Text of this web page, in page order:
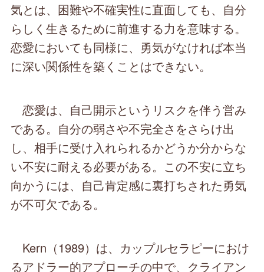
気とは、困難や不確実性に直面しても、自分
らしく生きるために前進する力を意味する。
恋愛においても同様に、勇気がなければ本当
に深い関係性を築くことはできない。
恋愛は、自己開示というリスクを伴う営み
である。自分の弱さや不完全さをさらけ出
し、相手に受け入れられるかどうか分からな
い不安に耐える必要がある。この不安に立ち
向かうには、自己肯定感に裏打ちされた勇気
が不可欠である。
Kern（1989）は、カップルセラピーにおけ
るアドラー的アプローチの中で、クライアン